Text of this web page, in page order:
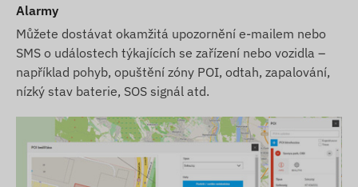
Alarmy
Můžete dostávat okamžitá upozornění e-mailem nebo
SMS o událostech týkajících se zařízení nebo vozidla –
například pohyb, opuštění zóny POI, odtah, zapalování,
nízký stav baterie, SOS signál atd.